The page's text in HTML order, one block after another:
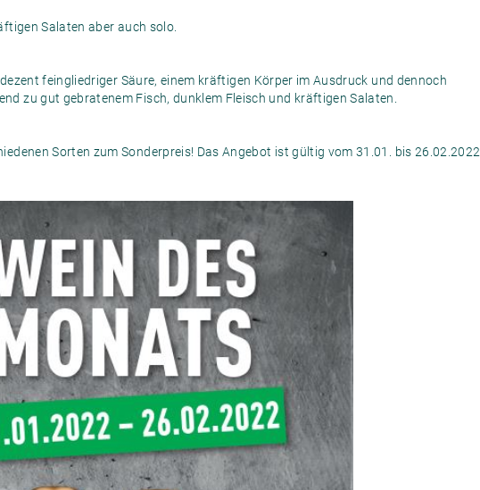
Salaten aber auch solo.
feingliedriger Säure, einem kräftigen Körper im Ausdruck und dennoch
zu gut gebratenem Fisch, dunklem Fleisch und kräftigen Salaten.
Sorten zum Sonderpreis! Das Angebot ist gültig vom 31.01. bis 26.02.2022.